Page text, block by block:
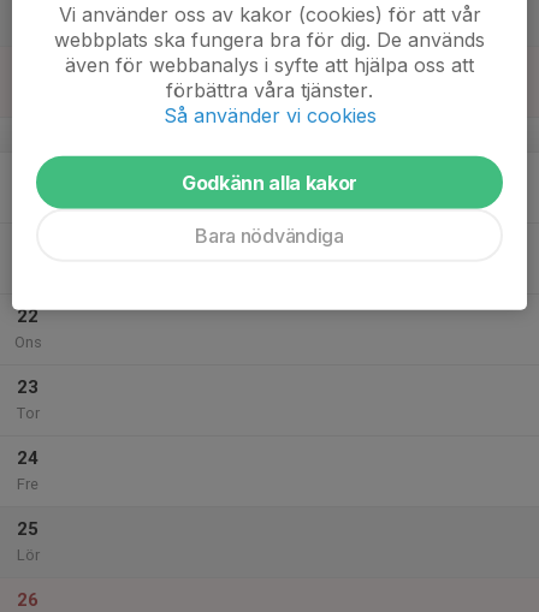
20
Mån
22
Ons
23
Tor
24
Fre
25
Lör
26
Vi använder oss av kakor (cookies) för att vår
webbplats ska fungera bra för dig. De används
även för webbanalys i syfte att hjälpa oss att
förbättra våra tjänster.
Så använder vi cookies
Godkänn alla kakor
Bara nödvändiga